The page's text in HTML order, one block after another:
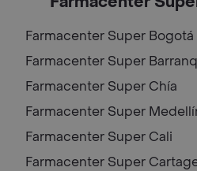
Farmacenter Super Bogotá
Farmacenter Super
Farmacenter Super Chía
Farmacenter Super
Farmacenter Super Cali
Farmacenter Super